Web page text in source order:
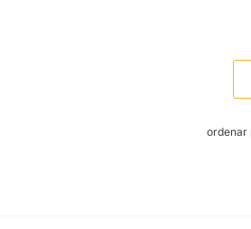
ordenar